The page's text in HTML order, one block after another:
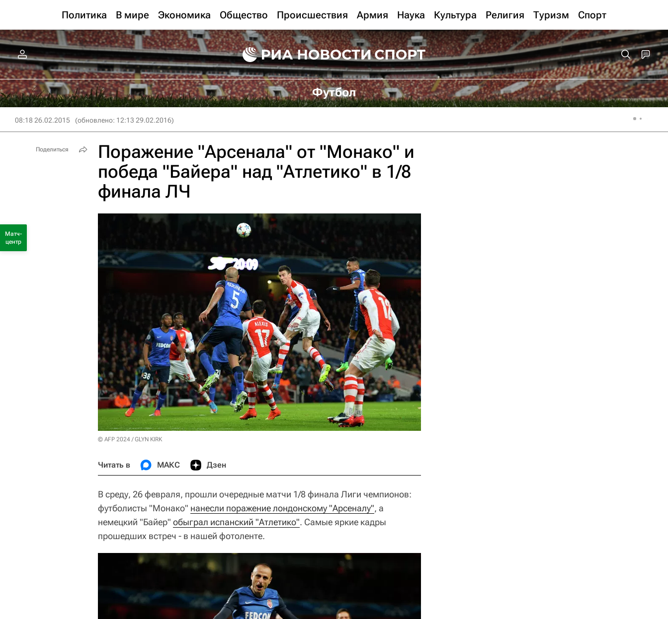
Политика В мире Экономика Общество Происшествия Армия Наука Культура Религия Туризм Спорт
Футбол
08:18 26.02.2015 (обновлено: 12:13 29.02.2016)
Поражение "Арсенала" от "Монако" и
победа "Байера" над "Атлетико" в 1/8
финала ЛЧ
© AFP 2024 / GLYN KIRK
Читать в МАКС Дзен
В среду, 26 февраля, прошли очередные матчи 1/8 финала Лиги чемпионов:
футболисты "Монако" нанесли поражение лондонскому "Арсеналу", а
немецкий "Байер" обыграл испанский "Атлетико". Самые яркие кадры
прошедших встреч - в нашей фотоленте.
Поделиться
Матч-
центр